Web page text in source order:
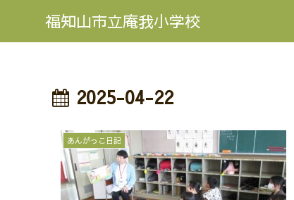
福知山市立庵我小学校
2025-04-22
あんがっこ日記